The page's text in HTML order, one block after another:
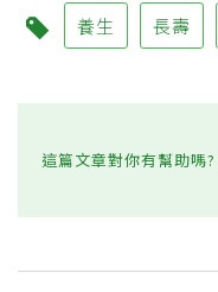
養生 長壽
這篇文章對你有幫助嗎?